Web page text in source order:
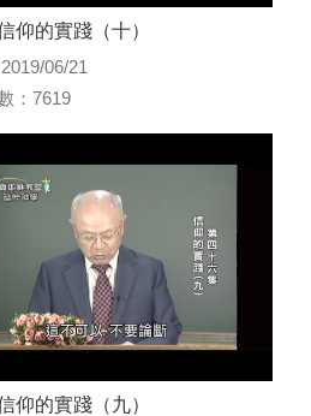
仰的實踐（十）
06/21
：7619
仰的實踐（九）